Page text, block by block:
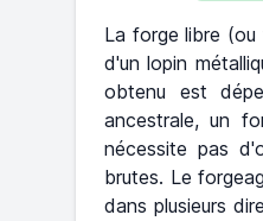
La forge libre
d'un lopin
obtenu est
ancestrale, un
nécessite pas
brutes. Le
dans plusieurs